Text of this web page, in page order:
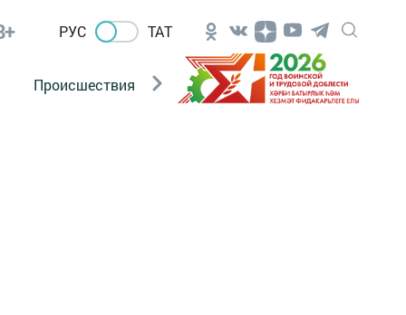
РУС ТАТ
Происшествия Новости Госавтоинспекции